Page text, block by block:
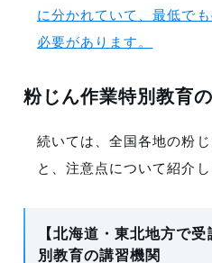
に分かれていて、最低で
必要があります。
粉じん作業特別教育
続いては、全国各地の粉
と、注意点について紹介し
【北海道・東北地方で
別教育の講習機関